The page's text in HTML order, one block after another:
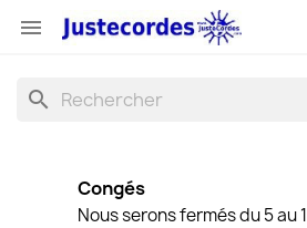

search
Congés
Nous serons fermés du 5 au